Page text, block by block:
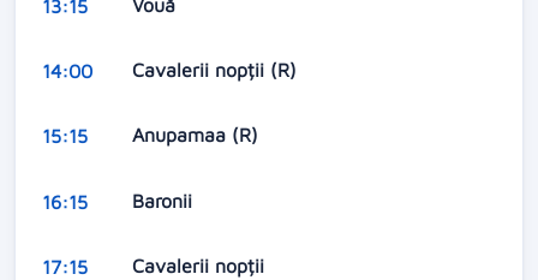
13:15
14:00 Cavalerii nopții (R)
15:15 Anupamaa (R)
16:15 Baronii
17:15 Cavalerii nopții